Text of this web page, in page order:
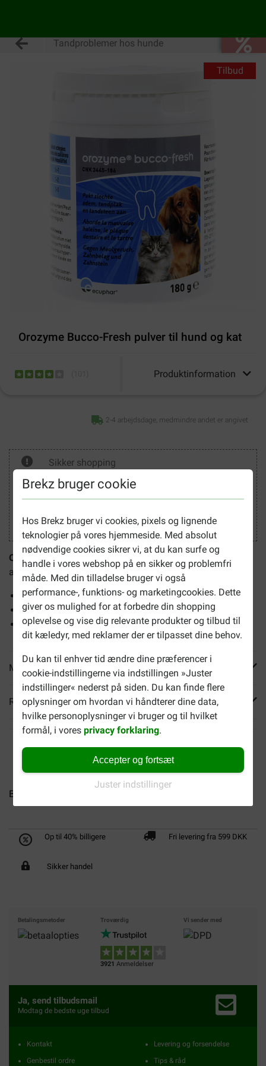
Brekz bruger cookie
Hos Brekz bruger vi cookies, pixels og lignende
teknologier på vores hjemmeside. Med absolut
nødvendige cookies sikrer vi, at du kan surfe og
handle i vores webshop på en sikker og problemfri
måde. Med din tilladelse bruger vi også
performance-, funktions- og marketingcookies. Dette
giver os mulighed for at forbedre din shopping
oplevelse og vise dig relevante produkter og tilbud til
dit kæledyr, med reklamer der er tilpasset dine behov.
Du kan til enhver tid ændre dine præferencer i
cookie-indstillingerne via indstillingen »Juster
indstillinger« nederst på siden. Du kan finde flere
oplysninger om hvordan vi håndterer dine data,
hvilke personoplysninger vi bruger og til hvilket
formål, i voresprivacy forklaring.
Accepter og fortsæt
Juster indstillinger
Tandproblemer hos hunde
Tilbud
Orozyme Bucco-Fresh pulver til hund og kat
Produktinformation
2-4 arbejdsdage, medmindre andet er angivet
Sikker shopping
Orozyme Bucco-Fresh pulver til hund og kat
hjælper med
at bekæmpe tandplak og dårlig ånde hos hunde og katte.
Bidrager til mundhygiejne
Indeholder jod
Pulverform
Mere info
Reviews
Brekz Dental hundesnack...
Op til 40% billigere Fri levering fra 599 DKK
Sikker handel
Betalingsmetoder Troværdig
3921 Anmeldelser
Vi sender med
Ja, send tilbudsmail
Modtag de bedste uge tilbud
Kontakt
Genbestil ordre
Levering og forsendelse
Tips & råd